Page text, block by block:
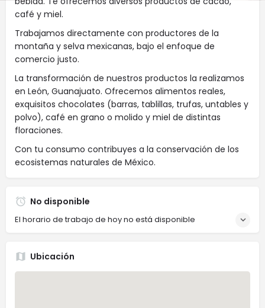
café y miel.
Trabajamos directamente con productores de la
montaña y selva mexicanas, bajo el enfoque de
comercio justo.
La transformación de nuestros productos la realizamos
en León, Guanajuato. Ofrecemos alimentos reales,
exquisitos chocolates (barras, tablillas, trufas, untables y
polvo), café en grano o molido y miel de distintas
floraciones.
Con tu consumo contribuyes a la conservación de los
ecosistemas naturales de México.
No disponible
El horario de trabajo de hoy no está disponible
Ubicación